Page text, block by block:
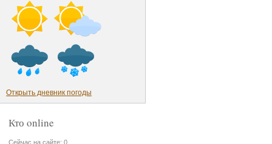
Открыть дневник погоды
Кто online
Сейчас на сайте: 0